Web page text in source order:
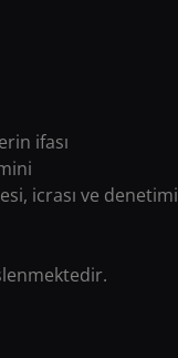
ifası
icrası ve denetimi